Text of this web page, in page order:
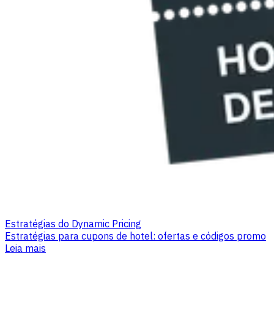
Estratégias do Dynamic Pricing
Estratégias para cupons de hotel: ofertas e códigos promo
Leia mais